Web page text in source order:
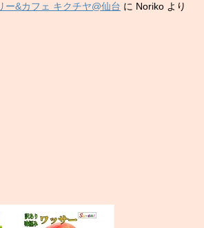
ー&カフェ キクチヤ@仙台 に Noriko より